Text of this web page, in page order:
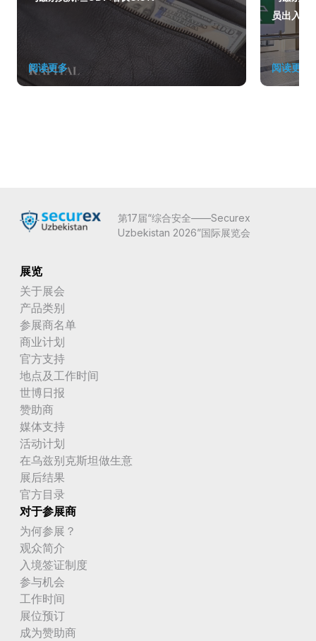
阅读更多
员出入
阅读更多
第17届“综合安全——Securex
Uzbekistan 2026”国际展览会
展览
关于展会
产品类别
参展商名单
商业计划
官方支持
地点及工作时间
世博日报
赞助商
媒体支持
活动计划
在乌兹别克斯坦做生意
展后结果
官方目录
对于参展商
为何参展？
观众简介
入境签证制度
参与机会
工作时间
展位预订
成为赞助商